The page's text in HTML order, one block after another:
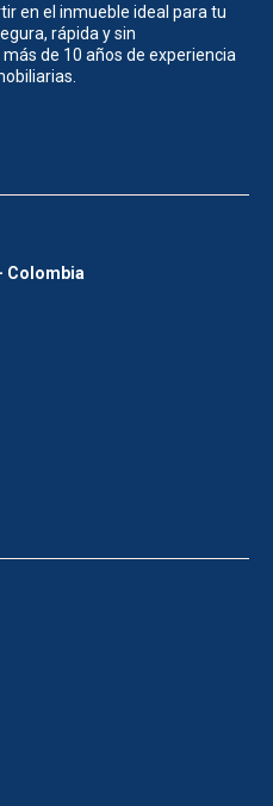
en el inmueble ideal para tu
rápida y sin
de 10 años de experiencia
Colombia